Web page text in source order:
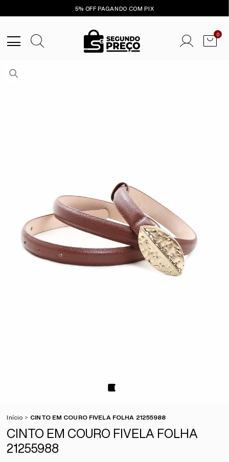
5% OFF PAGANDO COM PIX
0
Início CINTO EM COURO FIVELA FOLHA 21255988
CINTO EM COURO FIVELA FOLHA
21255988